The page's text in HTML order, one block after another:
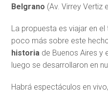
Belgrano (Av. Virrey Vertiz
La propuesta es viajar en
poco más sobre este
historiade Buenos Aires y
luego se desarrollaron en
Habrá espectáculos en